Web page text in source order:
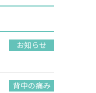
お知らせ
背中の痛み